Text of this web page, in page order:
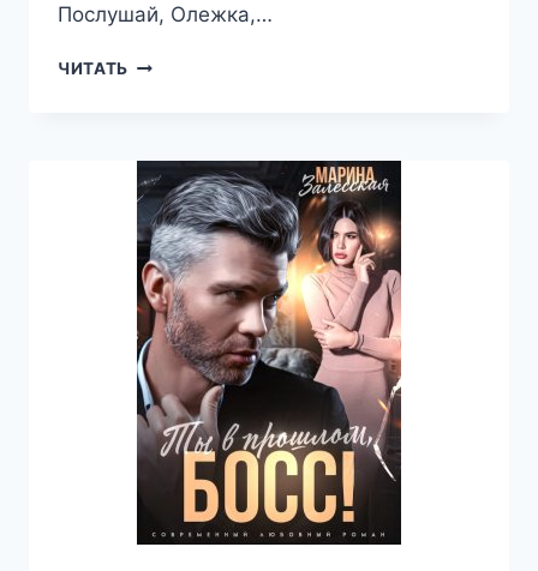
Послушай, Олежка,…
ЧИТАТЬ ИЗМЕНА.
—
МАРИНА
ЗАЛЕССКАЯ